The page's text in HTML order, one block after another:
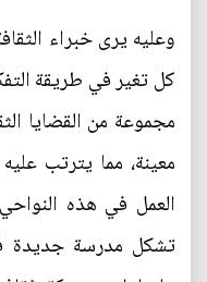
وعليه يرى خبراء
كل تغير في طريقة
مجموعة من القضايا
معينة، مما يترتب
العمل في هذه
تشكل مدرسة جديدة